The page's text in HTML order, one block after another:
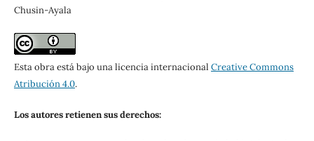
Chusin-Ayala
Esta obra está bajo una licencia internacional Creative Commons
Atribución 4.0.
Los autores retienen sus derechos: